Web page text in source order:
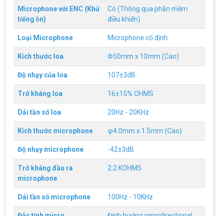
Microphone với ENC (Khử
tiếng ồn)
Có (Thông qua phần mềm
điều khiển)
Loại Microphone Microphone cố định
Kích thước loa Φ50mm x 10mm (Cao)
Độ nhạy của loa 107±3dB
Trở kháng loa 16±15% OHMS
Dải tần số loa 20Hz - 20KHz
Kích thước microphone φ4.0mm x 1.5mm (Cao)
Độ nhạy microphone -42±3dB
Trở kháng đầu ra
microphone
2.2 KOHMS
Dải tần số microphone 100Hz - 10KHz
Họa AMD Radeon™ RX 6600 XT
ASRock Công Bố Series Cạc Đồ Họa AMD
Radeon™ RX 6600 XT Cung Cấp Hiệu Suất Chơi
Game 1080p Tối Ưu
Hình Máy Tính?
Nhiều người dùng băn khoăn trong việc có nên sử
dụng tivi để làm màn hình máy tính hay không? Vì
giữa màn hình máy tính và tivi có rất nhiều sự
khác biệt, nên chúng ta cần cân nhắc trước khi
chọn thiết bị này thay thế thiết bị kia
TÍNH NGUYỄN THẮNG
1. Điều kiện trả góp Công dân Việt Nam, độ tuổi
20-60 (nam), 20-55 (nữ). Có CCCD/Thẻ Căn cước
chính chủ còn hiệu lực. Không có lịch sử nợ xấu
tại các tổ chức tín dụng.
NGUYỄN THẮNG 2026
chuyên ngành CNTT , QTKD hoặc các ngành liên
quan. Ưu tiên biết tiếng Anh cơ bản Có khả năng
làm việc độc lập 24/7 Trung thực, chịu khó, có
tinh thần học hỏi, sáng tạo, tinh thần trách nhiệm